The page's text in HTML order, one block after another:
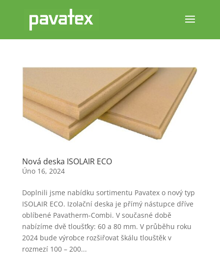
Nová deska ISOLAIR ECO
Úno 16, 2024
Doplnili jsme nabídku sortimentu Pavatex o nový typ
ISOLAIR ECO. Izolační deska je přímý nástupce dříve
oblíbené Pavatherm-Combi. V současné době
nabízíme dvě tloušťky: 60 a 80 mm. V průběhu roku
2024 bude výrobce rozšiřovat škálu tlouštěk v
rozmezí 100 – 200...